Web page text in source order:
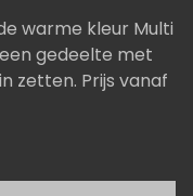
warme kleur Multi
gedeelte met
zetten. Prijs vanaf